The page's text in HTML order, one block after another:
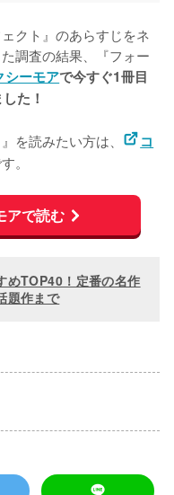
クト』のあらすじをネ
調査の結果、『フォー
シーモアで今すぐ1冊目
た！
を読みたい方は、
コ
。
アで読む
めTOP40！定番の名作
題作まで